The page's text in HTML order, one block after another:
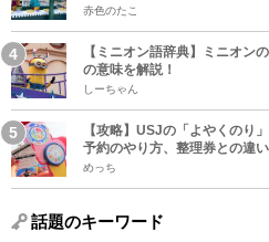
赤色のたこ
【ミニオン語辞典】ミニオン
の意味を解説！
しーちゃん
【攻略】USJの「よやくのり
予約のやり方、整理券との違
めっち
話題のキーワード